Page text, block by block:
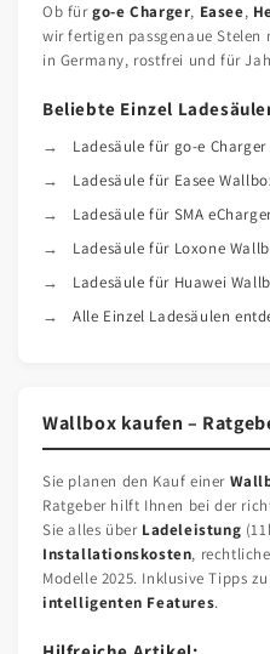
Ob fürgo-e Charger, Easee,
wir fertigen passgenaue Stelen
in Germany, rostfrei und für
Beliebte Einzel
Ladesäule für go-e Charger
Ladesäule für Easee
Ladesäule für SMA
Ladesäule für Loxone
Ladesäule für Huawei
Alle Einzel Ladesäulen
Wallbox kaufen –
Sie planen den Kauf einer
Ratgeber hilft Ihnen bei der
Sie alles über Ladeleistung
Installationskosten,
Modelle 2025. Inklusive Tipps zu
intelligenten Features.